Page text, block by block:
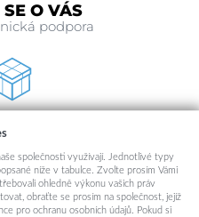
O VÁS
podpora
objednávky
společnosti využívají. Jednotlivé typy
níže v tabulce. Zvolte prosím Vámi
ohledně výkonu vašich práv
obraťte se prosím na společnost, jejíž
pro ochranu osobních údajů. Pokud si